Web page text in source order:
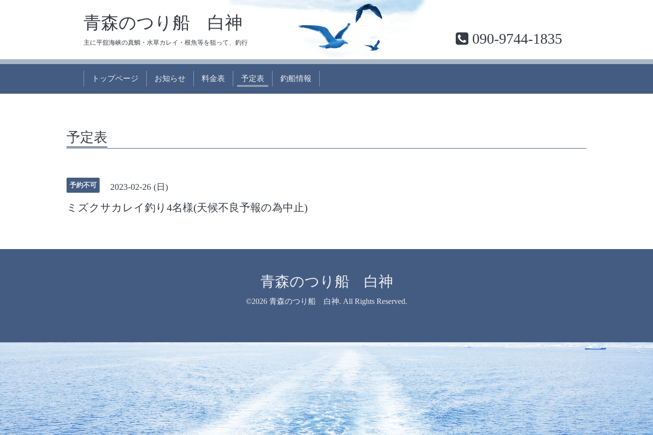
青森のつり船 白神
主に平舘海峡の真鯛・水草カレイ・根魚等を狙って、釣行 090-9744-1835
トップページ お知らせ 料金表 予定表 釣船情報
予定表
予約不可 2023-02-26 (日)
ミズクサカレイ釣り4名様(天候不良予報の為中止)
青森のつり船 白神
©2026 青森のつり船 白神. All Rights Reserved.